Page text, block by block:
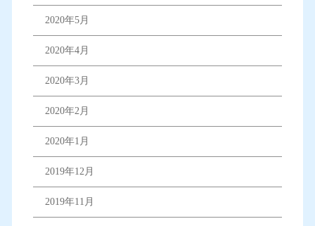
2020年5月
2020年4月
2020年3月
2020年2月
2020年1月
2019年12月
2019年11月